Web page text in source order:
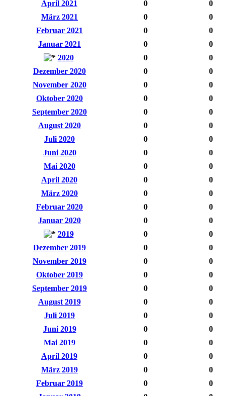
April 2021 0
0
März 2021
0
0
Februar 2021
0
0
Januar 2021
0
0
2020
0
0
Dezember 2020
0
0
November 2020
0
0
Oktober 2020
0
0
September 2020
0
0
August 2020
0
0
Juli 2020
0
0
Juni 2020
0
0
Mai 2020
0
0
April 2020
0
0
März 2020
0
0
Februar 2020
0
0
Januar 2020
0
0
2019
0
0
Dezember 2019
0
0
November 2019
0
0
Oktober 2019
0
0
September 2019
0
0
August 2019
0
0
Juli 2019
0
0
Juni 2019
0
0
Mai 2019
0
0
April 2019
0
0
März 2019
0
0
Februar 2019
0
0